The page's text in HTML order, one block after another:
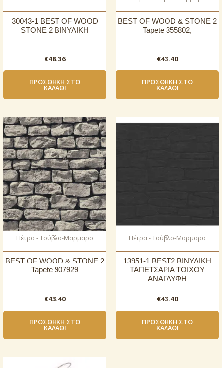
30043-1 BEST OF WOOD
STONE 2 ΒΙΝΥΛΙΚΗ
€48.36
ΠΡΟΣΘΉΚΗ ΣΤΟ
ΚΑΛΆΘΙ
BEST OF WOOD & STONE 2
Tapete 355802,
€43.40
ΠΡΟΣΘΉΚΗ ΣΤΟ
ΚΑΛΆΘΙ
Πέτρα - Τούβλο-Μαρμαρο
BEST OF WOOD & STONE 2
Tapete 907929
€43.40
ΠΡΟΣΘΉΚΗ ΣΤΟ
ΚΑΛΆΘΙ
Πέτρα - Τούβλο-Μαρμαρο
13951-1 BEST2 ΒΙΝΥΛΙΚΗ
ΤΑΠΕΤΣΑΡΙΑ ΤΟΙΧΟΥ
ΑΝΑΓΛΥΦΗ
€43.40
ΠΡΟΣΘΉΚΗ ΣΤΟ
ΚΑΛΆΘΙ